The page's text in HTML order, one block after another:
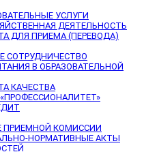
УСЛУГИ
ДЕЯТЕЛЬНОСТЬ
ДЛЯ ПРИЕМА (ПЕРЕВОДА)
СОТРУДНИЧЕСТВО
В ОБРАЗОВАТЕЛЬНОЙ
КАЧЕСТВА
ПРИЕМНОЙ КОМИССИИ
НОРМАТИВНЫЕ АКТЫ